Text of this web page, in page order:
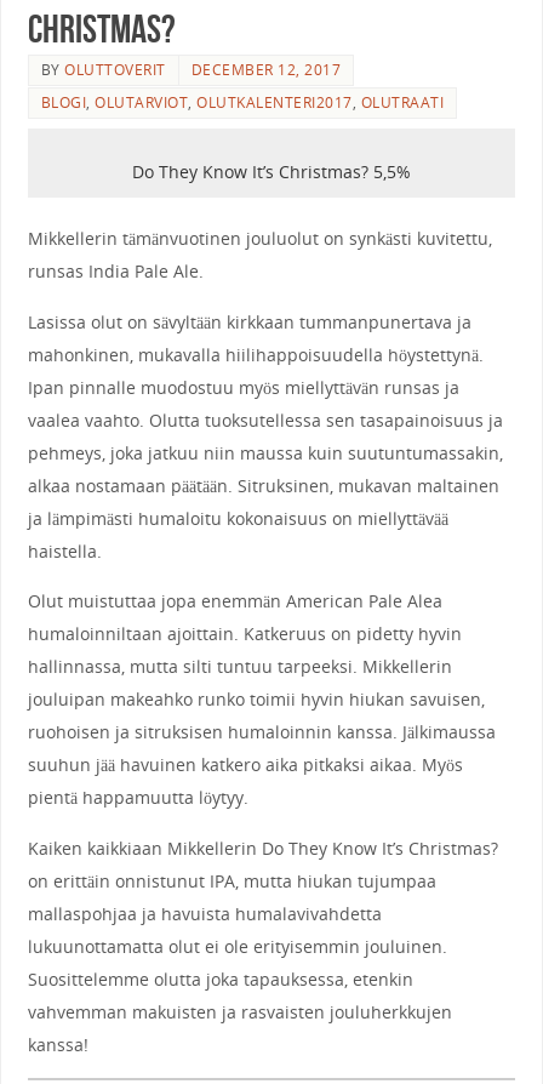
Christmas?
BYOLUTTOVERIT
DECEMBER 12, 2017
BLOGI,OLUTARVIOT,OLUTKALENTERI2017, OLUTRAATI
Do They Know It’s Christmas? 5,5%
Mikkellerin tämänvuotinen jouluolut on synkästi kuvitettu,
runsas India Pale Ale.
Lasissa olut on sävyltään kirkkaan tummanpunertava ja
mahonkinen, mukavalla hiilihappoisuudella höystettynä.
Ipan pinnalle muodostuu myös miellyttävän runsas ja
vaalea vaahto. Olutta tuoksutellessa sen tasapainoisuus ja
pehmeys, joka jatkuu niin maussa kuin suutuntumassakin,
alkaa nostamaan päätään. Sitruksinen, mukavan maltainen
ja lämpimästi humaloitu kokonaisuus on miellyttävää
haistella.
Olut muistuttaa jopa enemmän American Pale Alea
humaloinniltaan ajoittain. Katkeruus on pidetty hyvin
hallinnassa, mutta silti tuntuu tarpeeksi. Mikkellerin
jouluipan makeahko runko toimii hyvin hiukan savuisen,
ruohoisen ja sitruksisen humaloinnin kanssa. Jälkimaussa
suuhun jää havuinen katkero aika pitkaksi aikaa. Myös
pientä happamuutta löytyy.
Kaiken kaikkiaan Mikkellerin Do They Know It’s Christmas?
on erittäin onnistunut IPA, mutta hiukan tujumpaa
mallaspohjaa ja havuista humalavivahdetta
lukuunottamatta olut ei ole erityisemmin jouluinen.
Suosittelemme olutta joka tapauksessa, etenkin
vahvemman makuisten ja rasvaisten jouluherkkujen
kanssa!